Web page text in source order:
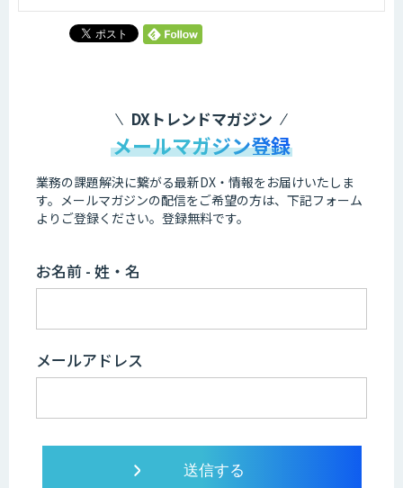
DXトレンドマガジン
メールマガジン登録
業務の課題解決に繋がる最新DX・情報をお届けいたしま
す。 メールマガジンの配信をご希望の方は、下記フォーム
よりご登録ください。登録無料です。
お名前 - 姓・名
メールアドレス